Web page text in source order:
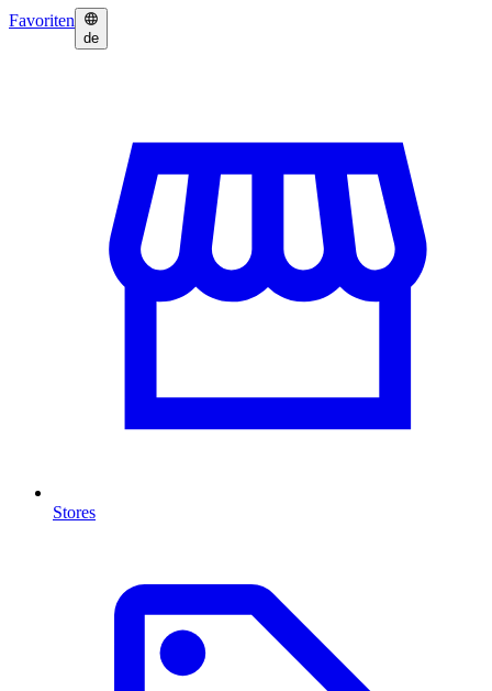
Favoriten
de
Stores